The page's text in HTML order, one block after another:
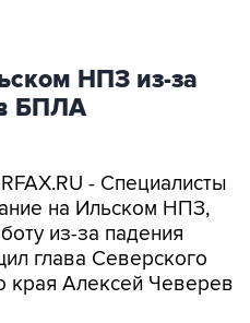
НПЗ из-за
БПЛА
- Специалисты
на Ильском НПЗ,
из-за падения
глава Северского
края Алексей Чеверев